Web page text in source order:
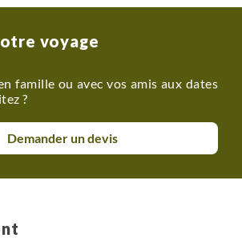
voyage
famille ou avec vos amis aux dates
?
Demander un devis